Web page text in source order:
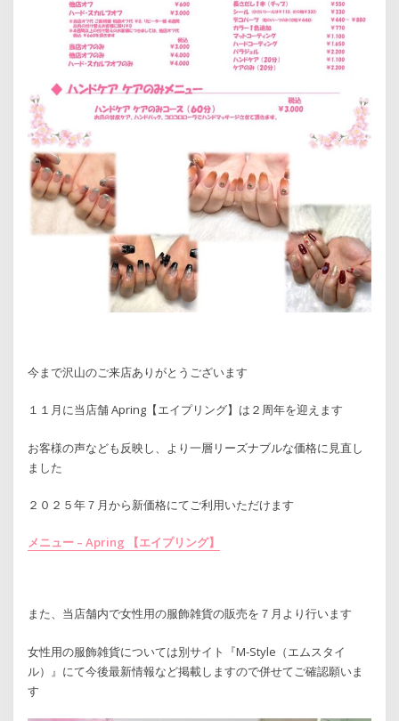
今まで沢山のご来店ありがとうございます
１１月に当店舗 Apring【エイプリング】は２周年を迎えます
お客様の声なども反映し、より一層リーズナブルな価格に見直し
ました
２０２５年７月から新価格にてご利用いただけます
メニュー – Apring 【エイプリング】
また、当店舗内で女性用の服飾雑貨の販売を７月より行います
女性用の服飾雑貨については別サイト『M-Style（エムスタイ
ル）』にて今後最新情報など掲載しますので併せてご確認願いま
す